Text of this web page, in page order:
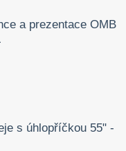
s úhlopříčkou 55" -